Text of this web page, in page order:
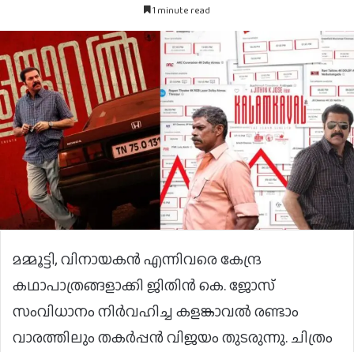
1 minute read
മമ്മൂട്ടി, വിനായകൻ എന്നിവരെ കേന്ദ്ര
കഥാപാത്രങ്ങളാക്കി ജിതിൻ കെ. ജോസ്
സംവിധാനം നിർവഹിച്ച കളങ്കാവൽ രണ്ടാം
വാരത്തിലും തകർപ്പൻ വിജയം തുടരുന്നു. ചിത്രം